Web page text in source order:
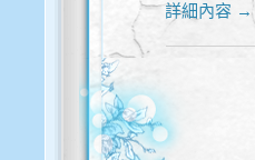
詳細內容 →